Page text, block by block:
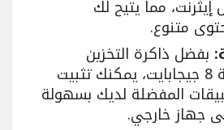
مما يتيح لك
متنوع.
بفضل ذاكرة التخزين
الداخلية بسعة 8 جيجابايت، يمكنك تثبيت
المفضلة لديك بسهولة
جهاز خارجي.